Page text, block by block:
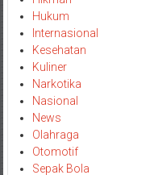
Hukum
Internasional
Kesehatan
Kuliner
Narkotika
Nasional
News
Olahraga
Otomotif
Sepak Bola